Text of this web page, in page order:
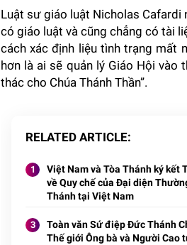
Luật sư giáo luật Nicholas Cafardi
có giáo luật và cũng chẳng có tài
cách xác định liệu tình trạng mất
hơn là ai sẽ quản lý Giáo Hội
thác cho Chúa Thánh Thần”.
RELATED ARTICLE
Việt Nam và Tòa Thánh ký kết
về Quy chế của Đại diện
Thánh tại Việt Nam
Toàn văn Sứ điệp Đức Thánh
Thế giới Ông bà và Người Cao